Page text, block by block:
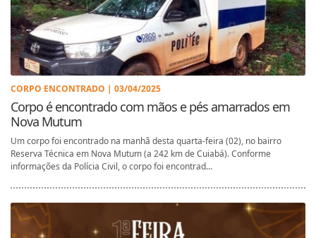
CORPO ENCONTRADO | 03/04/2025
Corpo é encontrado com mãos e pés amarrados em
Nova Mutum
Um corpo foi encontrado na manhã desta quarta-feira (02), no bairro
Reserva Técnica em Nova Mutum (a 242 km de Cuiabá). Conforme
informações da Polícia Civil, o corpo foi encontrad...